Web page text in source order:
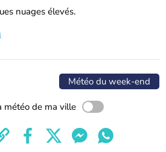
nuages élevés.
Météo du week-end
météo de ma ville